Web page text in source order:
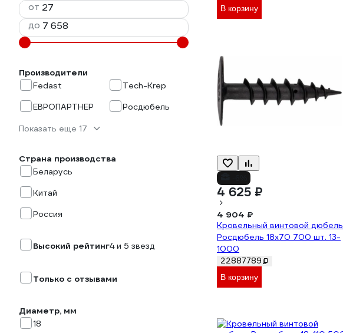
от
до
Производители
Fedast
Tech-Krep
ЕВРОПАРТНЕР
Росдюбель
Показать еще 17
Страна производства
Беларусь
Китай
Россия
Высокий рейтинг4 и 5 звезд
Только с отзывами
Диаметр, мм
18
В корзину
4 625 ₽
4 904 ₽
Кровельный винтовой дюбель
Росдюбель 18x70 700 шт. 13-
1000
22887789
В корзину